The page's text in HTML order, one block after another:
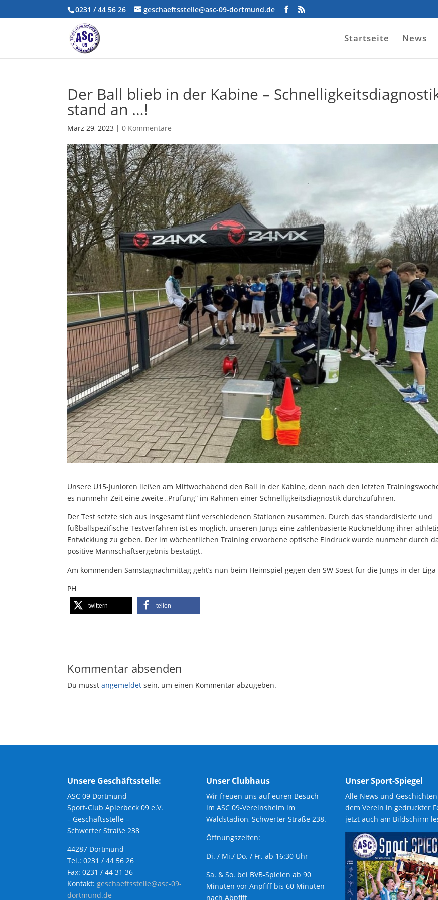
0231 / 44 56 26 geschaeftsstelle@asc-09-dortmund.de
Startseite News
Der Ball blieb in der Kabine –
stand an …!
März 29, 2023 |0 Kommentare
Unsere U15-Junioren ließen am Mittwochabend den Ball in der Kabine, denn nach den letzten
es nunmehr Zeit eine zweite „Prüfung“ im Rahmen einer Schnelligkeitsdiagnostik durchzuführen.
Der Test setzte sich aus insgesamt fünf verschiedenen Stationen zusammen. Durch das standardisierte und
fußballspezifische Testverfahren ist es möglich, unseren Jungs eine zahlenbasierte Rückmeldung ihrer
Entwicklung zu geben. Der im wöchentlichen Training erworbene optische Eindruck wurde nunmehr durch
positive Mannschaftsergebnis bestätigt.
Am kommenden Samstagnachmittag geht’s nun beim Heimspiel gegen den SW Soest für die Jungs in der
PH
twittern teilen
Kommentar absenden
Du musstangemeldet sein, um einen Kommentar abzugeben.
Unsere Geschäftsstelle:
ASC 09 Dortmund
Sport-Club Aplerbeck 09 e.V.
– Geschäftsstelle –
Schwerter Straße 238
44287 Dortmund
Tel.: 0231 / 44 56 26
Fax: 0231 / 44 31 36
Kontakt:geschaeftsstelle@asc-09-
dortmund.de
Unser Clubhaus
Wir freuen uns auf euren Besuch
im ASC 09-Vereinsheim im
Waldstadion, Schwerter Straße 238.
Öffnungszeiten:
Di. / Mi./ Do. / Fr. ab 16:30 Uhr
Sa. & So. bei BVB-Spielen ab 90
Minuten vor Anpfiff bis 60 Minuten
nach Abpfiff
Unser Sport-Spiegel
Alle News und
dem Verein in gedruckter
jetzt auch am Bildschirm